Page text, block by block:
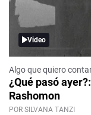
Video
Algo que quiero
¿Qué pasó
Rashomon
POR SILVANA TANZI